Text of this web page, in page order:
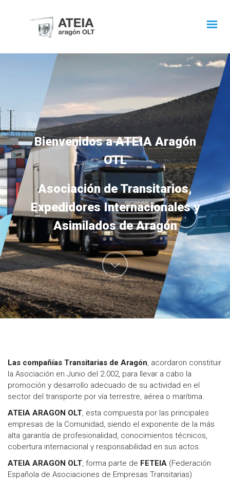
Bienvenidos a ATEIA Aragón
OTL
Asociación de Transitarios,
Expedidores Internacionales y
Asimilados de Aragón
Las compañías Transitarias de Aragón, acordaron constituir
la Asociación en Junio del 2.002, para llevar a cabo la
promoción y desarrollo adecuado de su actividad en el
sector del transporte por vía terrestre, aérea o marítima.
ATEIA ARAGON OLT, esta compuesta por las principales
empresas de la Comunidad, siendo el exponente de la más
alta garantía de profesionalidad, conocimientos técnicos,
cobertura internacional y responsabilidad en sus actos.
ATEIA ARAGON OLT, forma parte de FETEIA (Federación
Española de Asociaciones de Empresas Transitarias)